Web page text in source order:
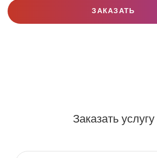
ЗАКАЗАТЬ
Заказать услугу